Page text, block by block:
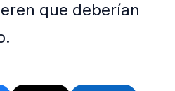
que deberían